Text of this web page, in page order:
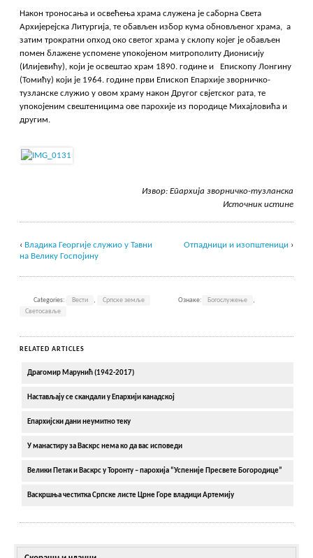
Након троносања и освећења храма служена је саборна Света
Архијерејска Литургија, те обављен избор кума обновљеног храма, а
затим трократни опход око светог храма у склопу којег је обављен
помен блажене успомене упокојеном митрополиту Дионисију
(Илијевићу), који је освештао храм 1890. године и Епископу Лонгину
(Томићу) који је 1964. године први Епископ Епархије зворничко-
тузланске служио у овом храму након Другог свјетског рата, те
упокојеним свештеницима ове парохије из породице Михајловића и
другим.
Извор: Епархија зворничко-тузланска
Источник истине
‹ Владика Георгије служио у Тавни
на Велику Госпојину
Отпадници и изопштеници›
Categories: Вести , Српске земље Ознаке: Богослужење
,
Светосавље
RELATED ARTICLES
Драгомир Марунић (1942-2017)
Настављају се скандали у Епархији канадској
Епархијски дани неумитно теку
У манастиру за Васкрс нема ко да вас исповеди
Велики Петак и Васкрс у Торонту – парохија “Успеније Пресвете Богородице”
Васкршња честитка Српске листе Црне Горе владици Артемију